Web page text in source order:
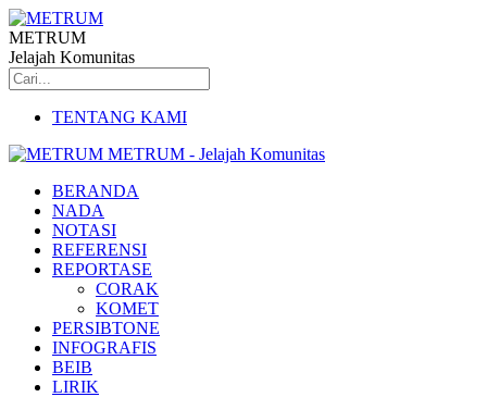
METRUM
Jelajah Komunitas
TENTANG KAMI
METRUM - Jelajah Komunitas
BERANDA
NADA
NOTASI
REFERENSI
REPORTASE
CORAK
KOMET
PERSIBTONE
INFOGRAFIS
BEIB
LIRIK